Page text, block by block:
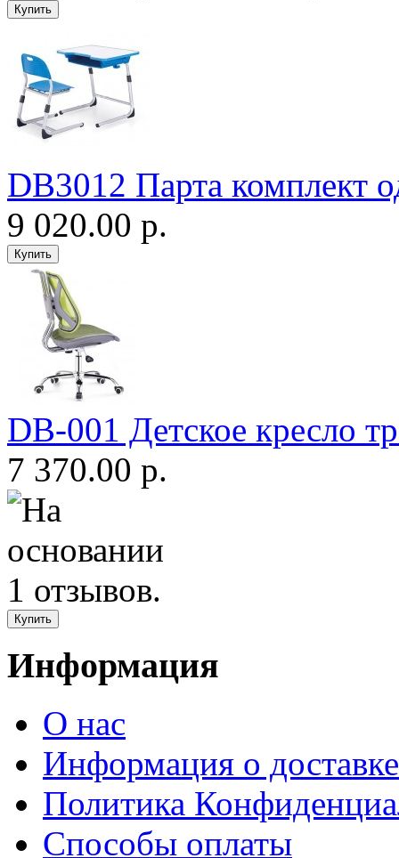
DB3012 Парта комплект
9 020.00 р.
DB-001 Детское кресло
7 370.00 р.
Информация
О нас
Информация о доставке
Политика
Способы оплаты